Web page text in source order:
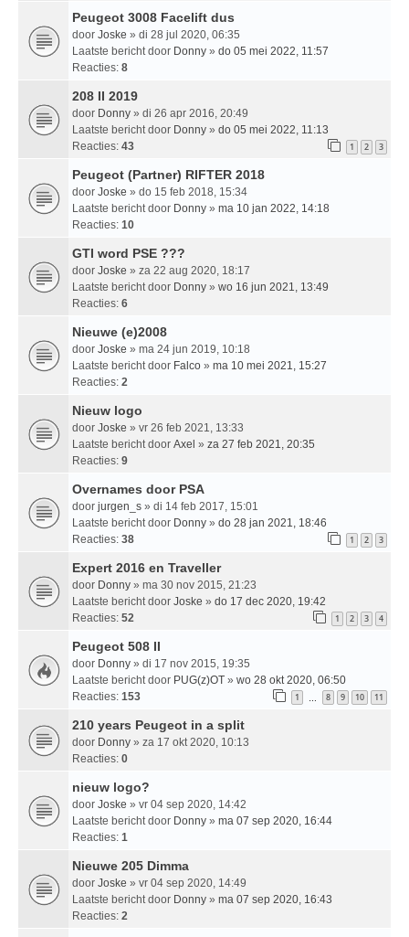
Peugeot 3008 Facelift dus
door Joske » di 28 jul 2020, 06:35
Laatste bericht door Donny » do 05 mei 2022, 11:57
Reacties: 8
208 II 2019
door Donny » di 26 apr 2016, 20:49
Laatste bericht door Donny » do 05 mei 2022, 11:13
Reacties: 43 1 2 3
Peugeot (Partner) RIFTER 2018
door Joske » do 15 feb 2018, 15:34
Laatste bericht door Donny » ma 10 jan 2022, 14:18
Reacties: 10
GTI word PSE ???
door Joske » za 22 aug 2020, 18:17
Laatste bericht door Donny » wo 16 jun 2021, 13:49
Reacties: 6
Nieuwe (e)2008
door Joske » ma 24 jun 2019, 10:18
Laatste bericht door Falco » ma 10 mei 2021, 15:27
Reacties: 2
Nieuw logo
door Joske » vr 26 feb 2021, 13:33
Laatste bericht door Axel » za 27 feb 2021, 20:35
Reacties: 9
Overnames door PSA
door jurgen_s » di 14 feb 2017, 15:01
Laatste bericht door Donny » do 28 jan 2021, 18:46
Reacties: 38 1 2 3
Expert 2016 en Traveller
door Donny » ma 30 nov 2015, 21:23
Laatste bericht door Joske » do 17 dec 2020, 19:42
Reacties: 52 1 2 3 4
Peugeot 508 II
door Donny » di 17 nov 2015, 19:35
Laatste bericht door PUG(z)OT » wo 28 okt 2020, 06:50
Reacties: 153 1 … 8 9 10 11
210 years Peugeot in a split
door Donny » za 17 okt 2020, 10:13
Reacties: 0
nieuw logo?
door Joske » vr 04 sep 2020, 14:42
Laatste bericht door Donny » ma 07 sep 2020, 16:44
Reacties: 1
Nieuwe 205 Dimma
door Joske » vr 04 sep 2020, 14:49
Laatste bericht door Donny » ma 07 sep 2020, 16:43
Reacties: 2